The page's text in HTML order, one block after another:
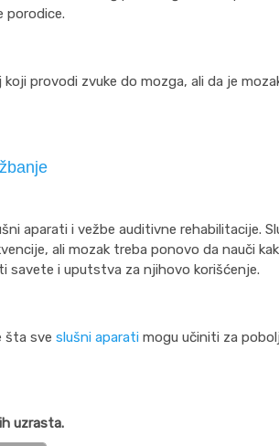
porodice.
provodi zvuke do mozga, ali da je
aparati i vežbe auditivne rehabilitacije.
ali mozak treba ponovo da nauči
savete i uputstva za njihovo korišćenje.
šta sve slušni aparati mogu učiniti za
uzrasta.